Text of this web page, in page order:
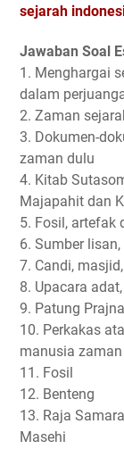
sejarah
Jawaban Soal
1. Menghargai
dalam
2. Zaman
3. Dokumen-
zaman dulu
4. Kitab
Majapahit dan
5. Fosil, artefak
6. Sumber
7. Candi,
8. Upacara
9. Patung
10. Perkakas
manusia
11. Fosil
12. Benteng
13. Raja
Masehi